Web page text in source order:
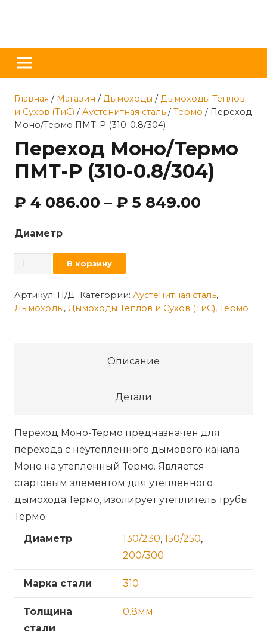
Главная / Магазин /Дымоходы /Дымоходы Теплов
и Сухов (ТиС) /Аустенитная сталь /Термо / Переход
Моно/Термо ПМТ-Р (310-0.8/304)
Переход Моно/Термо
ПМТ-Р (310-0.8/304)
₽ 4 086.00 – ₽ 5 849.00
Диаметр
Количество
Переход
Моно/
В корзину
Артикул: Н/Д Категории: Аустенитная сталь,
Дымоходы, Дымоходы Теплов и Сухов (ТиС), Термо
Описание
Детали
Переход Моно-Термо предназначен для
перехода с неутепленного дымового канала
Моно на утепленный Термо. Является
стартовым элементом для утепленного
дымохода Термо, изолирует утеплитель трубы
Термо.
Диаметр
130/230, 150/250,
200/300
Марка стали 310
Толщина
стали
0.8мм